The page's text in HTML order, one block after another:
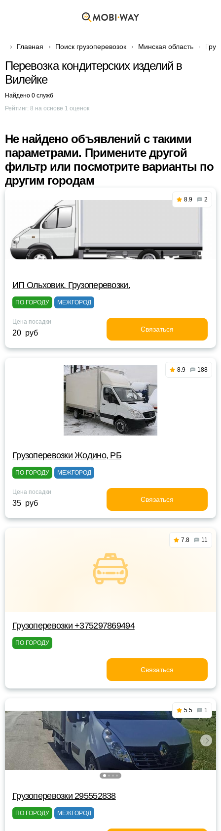
Главная Поиск грузоперевозок Минская область
Перевозка кондитерских изделий в
Вилейке
Найдено 0 служб
Рейтинг: 8 на основе 1 оценок
Не найдено объявлений с такими
параметрами. Примените другой
фильтр или посмотрите варианты по
другим городам
8.9 2
ИП Ольховик. Грузоперевозки.
ПО ГОРОДУ МЕЖГОРОД
Цена посадки
20 руб Связаться
8.9 188
Грузоперевозки Жодино, РБ
ПО ГОРОДУ МЕЖГОРОД
Цена посадки
35 руб Связаться
7.8 11
Грузоперевозки +375297869494
ПО ГОРОДУ
Связаться
5.5 1
Грузоперевозки 295552838
ПО ГОРОДУ МЕЖГОРОД